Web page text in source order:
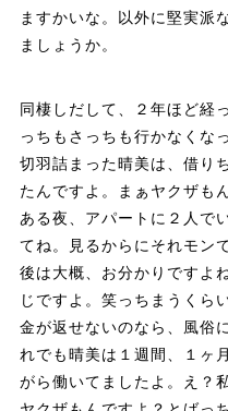
ますかいな。以外に堅実派
ましょうか。
同棲しだして、２年ほど経
っちもさっちも行かなくな
切羽詰まった晴美は、借り
たんですよ。まぁヤクザも
ある夜、アパートに２人で
てね。見るからにそれモン
後は大概、お分かりですよ
じですよ。笑っちまうくら
金が返せないのなら、風俗
れでも晴美は１週間、１ヶ
がら働いてましたよ。え？